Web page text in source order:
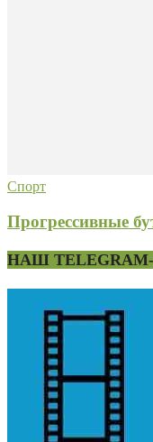
Спорт
Прогрессивные
НАШ